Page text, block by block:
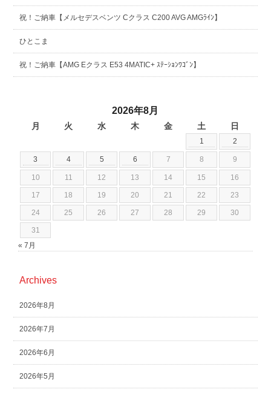
祝！ご納車【メルセデスベンツ Cクラス C200 AVG AMGﾗｲﾝ】
ひとこま
祝！ご納車【AMG Eクラス E53 4MATIC+ ｽﾃｰｼｮﾝﾜｺﾞﾝ】
2026年8月
月 火 水 木 金 土 日
1 2
3 4 5 6 7 8 9
10 11 12 13 14 15 16
17 18 19 20 21 22 23
24 25 26 27 28 29 30
31
« 7月
Archives
2026年8月
2026年7月
2026年6月
2026年5月